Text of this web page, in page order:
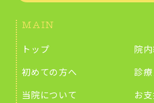
MAIN
トップ
初めての方へ
当院について
院
診
お